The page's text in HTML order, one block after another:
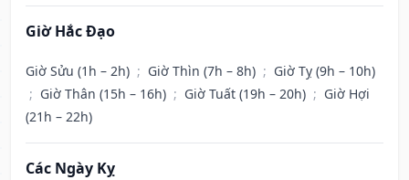
Giờ Hắc Đạo
Giờ Sửu (1h – 2h) ; Giờ Thìn (7h – 8h) ; Giờ Tỵ (9h – 10h)
; Giờ Thân (15h – 16h) ; Giờ Tuất (19h – 20h) ; Giờ Hợi
(21h – 22h)
Các Ngày Kỵ